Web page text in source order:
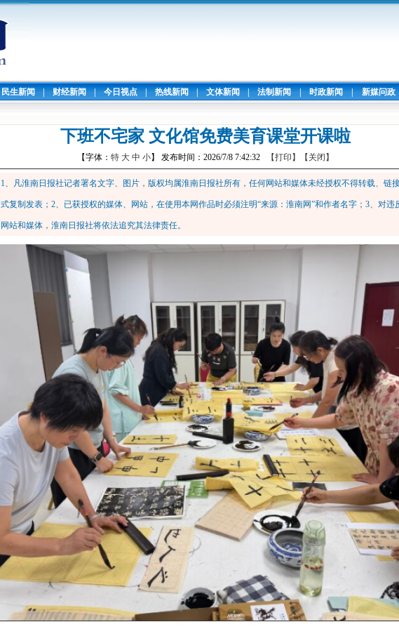
民生新闻 | 财经新闻 | 今日视点 | 热线新闻 | 文体新闻 | 法制新闻 | 时政新闻 | 新媒问政
下班不宅家 文化馆免费美育课堂开课啦
【字体： 特 大 中 小】 发布时间：2026/7/8 7:42:32 【打印】 【关闭】
1、凡淮南日报社记者署名文字、图片，版权均属淮南日报社所有，任何网站和媒体未经授权不得转载、链
式复制发表；2、已获授权的媒体、网站，在使用本网作品时必须注明“来源：淮南网”和作者名字；3、对违
网站和媒体，淮南日报社将依法追究其法律责任。